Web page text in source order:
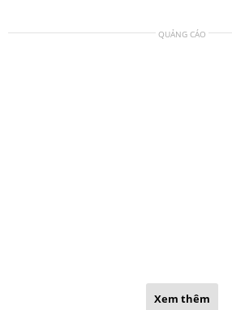
QUẢNG CÁO
Xem thêm